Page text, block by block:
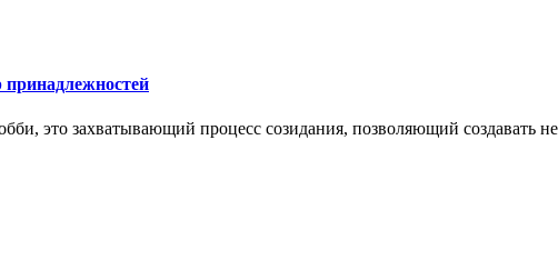
принадлежностей
это захватывающий процесс созидания, позволяющий